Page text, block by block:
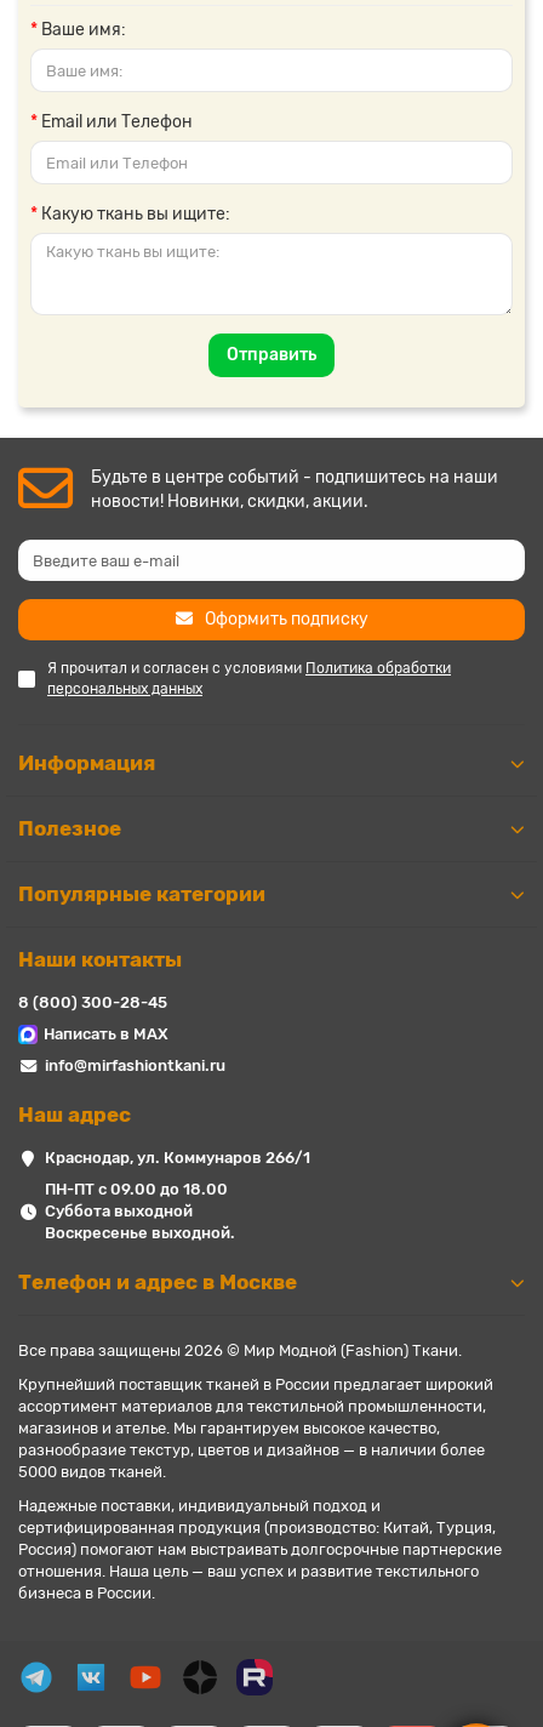
Ваше имя:
Email или Телефон
Какую ткань вы ищите:
Отправить
Будьте в центре событий - подпишитесь на наши
новости! Новинки, скидки, акции.
Оформить подписку
Я прочитал и согласен с условиями Политика обработки
персональных данных
Информация
Полезное
Популярные категории
Наши контакты
8 (800) 300-28-45
Написать в MAX
info@mirfashiontkani.ru
Наш адрес
Краснодар, ул. Коммунаров 266/1
ПН-ПТ с 09.00 до 18.00
Суббота выходной
Воскресенье выходной.
Телефон и адрес в Москве
Все права защищены 2026 © Мир Модной (Fashion) Ткани.
Крупнейший поставщик тканей в России предлагает широкий
ассортимент материалов для текстильной промышленности,
магазинов и ателье. Мы гарантируем высокое качество,
разнообразие текстур, цветов и дизайнов — в наличии более
5000 видов тканей.
Надежные поставки, индивидуальный подход и
сертифицированная продукция (производство: Китай, Турция,
Россия) помогают нам выстраивать долгосрочные партнерские
отношения. Наша цель — ваш успех и развитие текстильного
бизнеса в России.